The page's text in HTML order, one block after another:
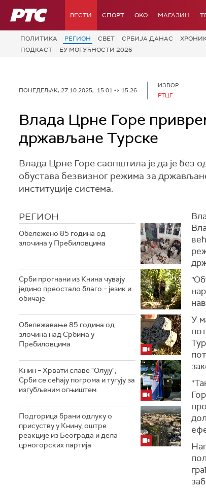
РТС ВЕСТИ СПОРТ OKO МАГАЗИН
ПОЛИТИКА РЕГИОН СВЕТ СРБИЈА ДАНАС
ПОДКАСТ
ЕУ МОГУЋНОСТИ 2026
ПОНЕДЕЉАК, 27.10.2025, 15:01 -> 15:26
ИЗВОР:
РТЦГ
Влада Црне Горе
држављане Турске
Влада Црне Горе саопштила је да је без
обустава безвизног режима за
институције система.
РЕГИОН
Обележено 85 година од
злочина у Пребиловцима
Срби прогнани из Книна чувају
једино преостало благо – језик и
обичаје
Обележавање 85 година од
злочина над Србима у
Пребиловцима
Книн – Хрвати славе "Олују",
Срби се сећају погрома и тугују за
изгубљеним огњиштем
Подгорица брани одлуку о
присуству у Книну, оштре
реакције из Београда и дела
црногорских партија
У